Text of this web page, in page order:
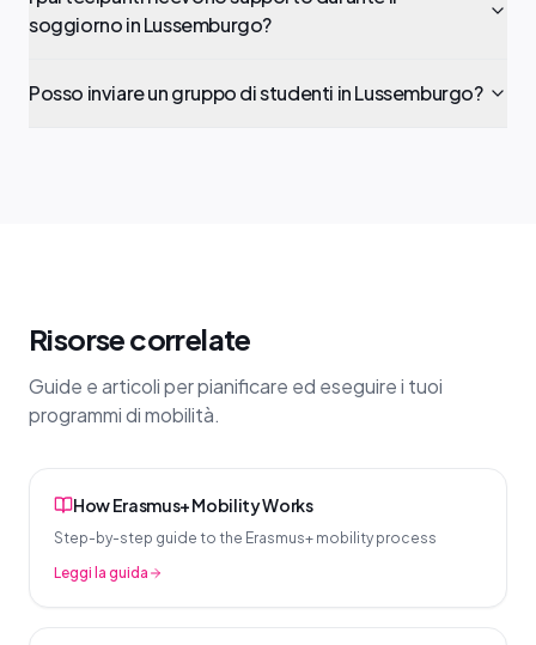
soggiorno in Lussemburgo?
Posso inviare un gruppo di studenti in Lussemburgo?
Risorse correlate
Guide e articoli per pianificare ed eseguire i tuoi
programmi di mobilità.
How Erasmus+ Mobility Works
Step-by-step guide to the Erasmus+ mobility process
Leggi la guida